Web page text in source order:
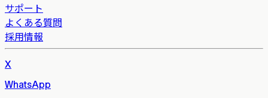
サポート
よくある質問
採用情報
X
WhatsApp